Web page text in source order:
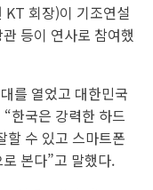
KT 회장)이 기조연설
등이 연사로 참여했
를 열었고 대한민국
“한국은 강력한 하드
할 수 있고 스마트폰
본다”고 말했다.